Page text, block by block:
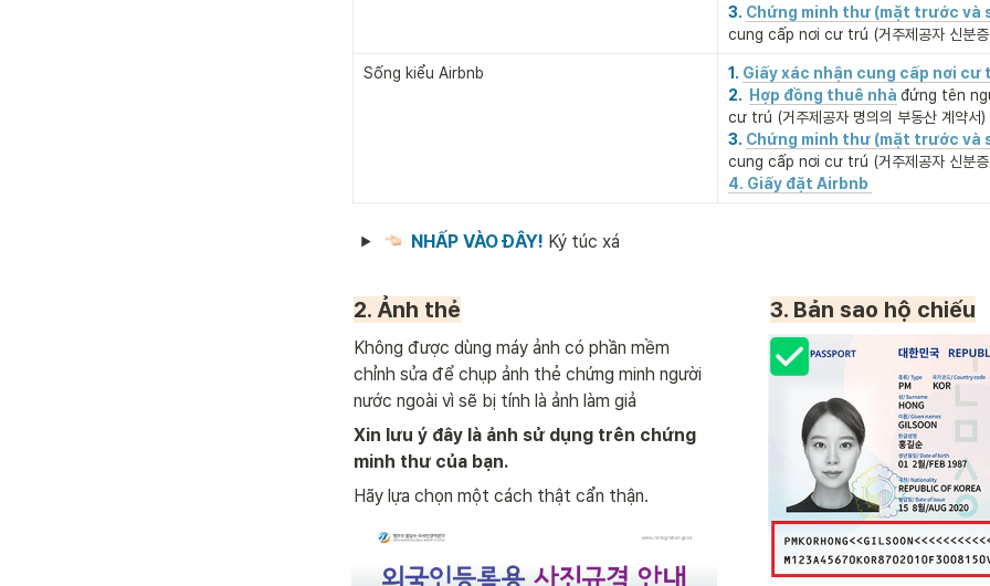
3. Chứng minh thư (mặt trước và
cung cấp nơi cư trú (거주제공자 신분증
Sống kiểu Airbnb 1. Giấy xác nhận cung cấp nơi cư
2. Hợp đồng thuê nhà đứng tên
cư trú (거주제공자 명의의 부동산 계약서)
3. Chứng minh thư (mặt trước và
cung cấp nơi cư trú (거주제공자 신분증
4. Giấy đặt Airbnb
NHẤP VÀO ĐÂY! Ký túc xá
2. Ảnh thẻ
Không được dùng máy ảnh có phần mềm
chỉnh sửa để chụp ảnh thẻ chứng minh người
nước ngoài vì sẽ bị tính là ảnh làm giả
Xin lưu ý đây là ảnh sử dụng trên chứng
minh thư của bạn.
Hãy lựa chọn một cách thật cẩn thận.
3. Bản sao hộ chiếu